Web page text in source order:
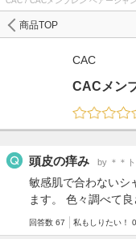
商品TOP
CAC
CACメン
頭皮の痒み by ＊＊
敏感肌で合わないシ
ます。 色々調べて
回答数 67 私もしりたい！ 0